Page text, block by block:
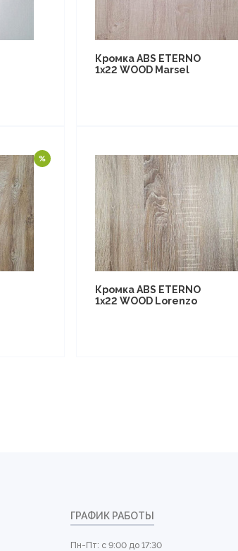
Кромка ABS ETERNO
1x22 WOOD Marsel
Кромка ABS ETERNO
1x22 WOOD Lorenzo
ГРАФИК РАБОТЫ
Пн-Пт: с 9:00 до 17:30